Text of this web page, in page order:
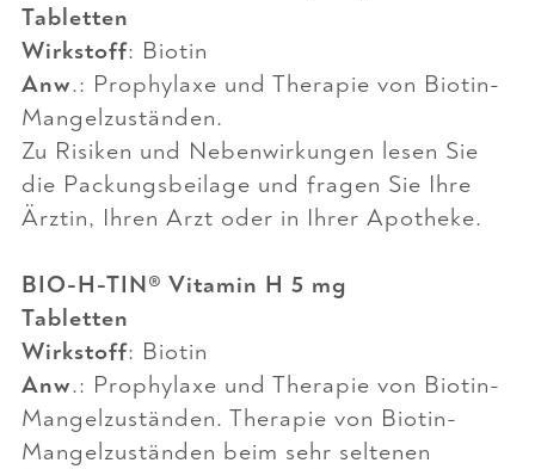
Tabletten
Wirkstoff: Biotin
Anw.: Prophylaxe und Therapie von Biotin-
Mangelzuständen.
Zu Risiken und Nebenwirkungen lesen Sie
die Packungsbeilage und fragen Sie Ihre
Ärztin, Ihren Arzt oder in Ihrer Apotheke.
BIO-H-TIN® Vitamin H 5 mg
Tabletten
Wirkstoff: Biotin
Anw.: Prophylaxe und Therapie von Biotin-
Mangelzuständen. Therapie von Biotin-
Mangelzuständen beim sehr seltenen